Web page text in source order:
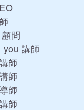
問
you 講師
師
師
師
師